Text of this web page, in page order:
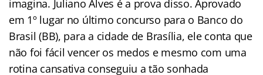
imagina. Juliano Alves é a prova disso. Aprovado
em 1º lugar no último concurso para o Banco do
Brasil (BB), para a cidade de Brasília, ele conta que
não foi fácil vencer os medos e mesmo com uma
rotina cansativa conseguiu a tão sonhada